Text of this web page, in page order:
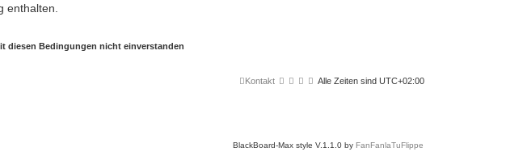
enthalten.
Alle Zeiten sind UTC+02:00
Kontakt
BlackBoard-Max style V.1.1.0 by FanFanlaTuFlippe